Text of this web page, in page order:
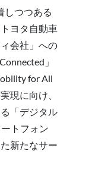
しつつある
ヨタ自動車
会社」への
」
for All
現に向け、
「デジタル
トフォン
新たなサー